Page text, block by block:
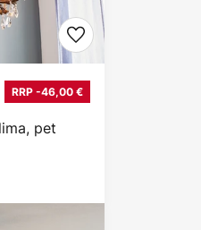
pet
RRP -46,00 €